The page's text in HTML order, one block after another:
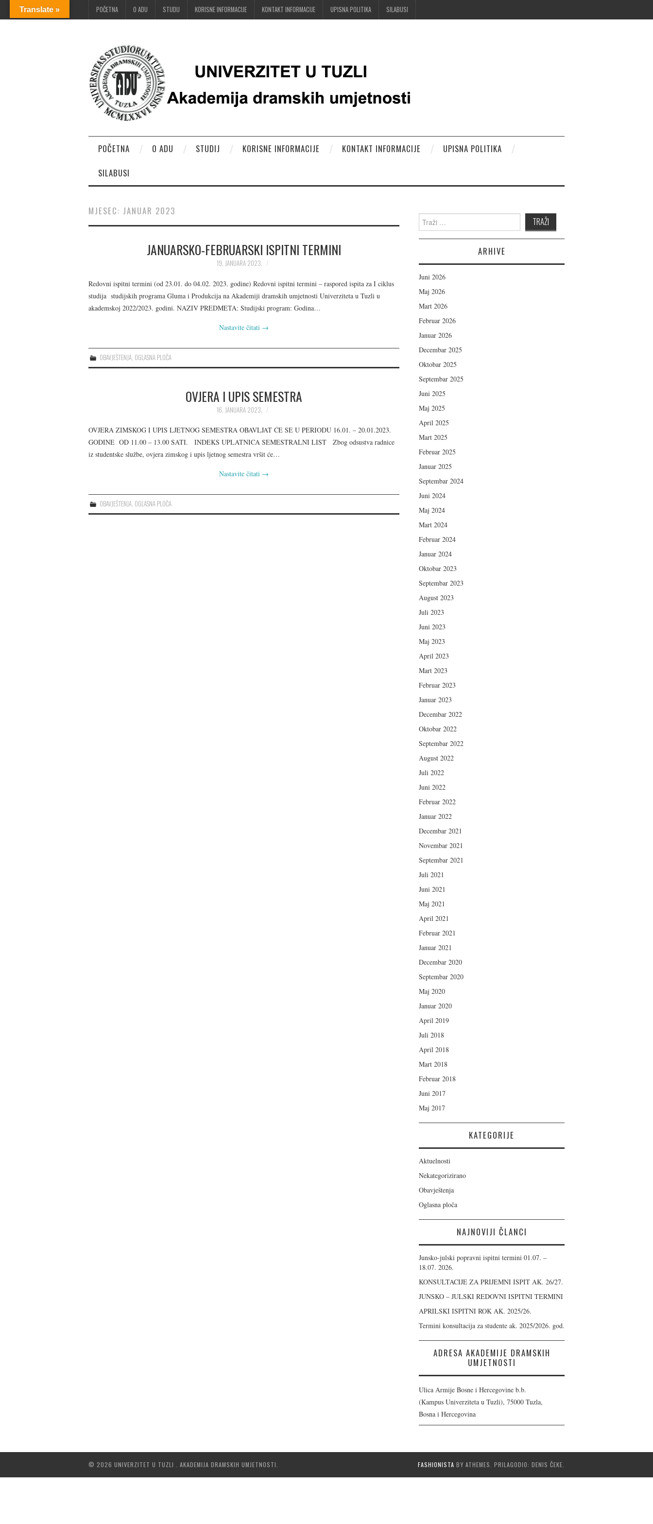
POČETNA O ADU STUDIJ KORISNE INFORMACIJE KONTAKT INFORMACIJE UPISNA POLITIKA SILABUSI
POČETNA O ADU STUDIJ KORISNE INFORMACIJE KONTAKT INFORMACIJE
UPISNA POLITIKA
SILABUSI
MJESEC: JANUAR 2023
JANUARSKO-FEBRUARSKI ISPITNI TERMINI
19. JANUARA 2023.
Redovni ispitni termini (od 23.01. do 04.02. 2023. godine) Redovni ispitni termini – raspored ispita za I ciklus
studija studijskih programa Gluma i Produkcija na Akademiji dramskih umjetnosti Univerziteta u Tuzli u
akademskoj 2022/2023. godini. NAZIV PREDMETA: Studijski program: Godina…
Nastavite čitati →
OBAVJEŠTENJA OGLASNA PLOČA
OVJERA I UPIS SEMESTRA
16. JANUARA 2023.
OVJERA ZIMSKOG I UPIS LJETNOG SEMESTRA OBAVLJAT ĆE SE U PERIODU 16.01. – 20.01.2023.
GODINE OD 11.00 – 13.00 SATI. INDEKS UPLATNICA SEMESTRALNI LIST Zbog odsustva radnice
iz studentske službe, ovjera zimskog i upis ljetnog semestra vršit će…
Nastavite čitati →
OBAVJEŠTENJA, OGLASNA PLOČA
Search for:
ARHIVE
Juni 2026
Maj 2026
Mart 2026
Februar 2026
Januar 2026
Decembar 2025
Oktobar 2025
Septembar 2025
Juni 2025
Maj 2025
April 2025
Mart 2025
Februar 2025
Januar 2025
Septembar 2024
Juni 2024
Maj 2024
Mart 2024
Februar 2024
Januar 2024
Oktobar 2023
Septembar 2023
August 2023
Juli 2023
Juni 2023
Maj 2023
April 2023
Mart 2023
Februar 2023
Januar 2023
Decembar 2022
Oktobar 2022
Septembar 2022
August 2022
Juli 2022
Juni 2022
Februar 2022
Januar 2022
Decembar 2021
Novembar 2021
Septembar 2021
Juli 2021
Juni 2021
Maj 2021
April 2021
Februar 2021
Januar 2021
Decembar 2020
Septembar 2020
Maj 2020
Januar 2020
April 2019
Juli 2018
April 2018
Mart 2018
Februar 2018
Juni 2017
Maj 2017
KATEGORIJE
Aktuelnosti
Nekategorizirano
Obavještenja
Oglasna ploča
NAJNOVIJI ČLANCI
Junsko-julski popravni ispitni termini 01.07. –
18.07. 2026.
KONSULTACIJE ZA PRIJEMNI ISPIT AK. 26/27.
JUNSKO – JULSKI REDOVNI ISPITNI TERMINI
APRILSKI ISPITNI ROK AK. 2025/26.
Termini konsultacija za studente ak. 2025/2026. god.
ADRESA AKADEMIJE DRAMSKIH
UMJETNOSTI
Ulica Armije Bosne i Hercegovine b.b.
(Kampus Univerziteta u Tuzli), 75000 Tuzla,
Bosna i Hercegovina
© 2026 UNIVERZITET U TUZLI . AKADEMIJA DRAMSKIH UMJETNOSTI. FASHIONISTA BY ATHEMES. PRILAGODIO: DENIS ČEKE.
Translate »